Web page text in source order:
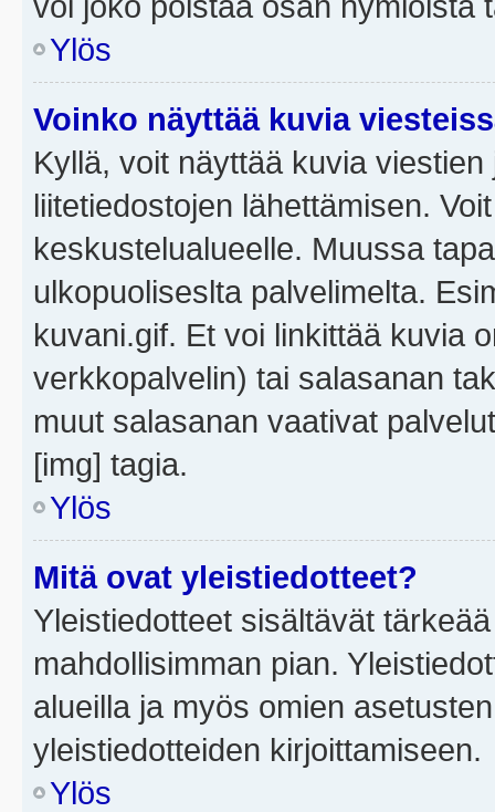
Ylös
Voinko näyttää kuvia
Kyllä, voit näyttää kuvia
liitetiedostojen lähettämisen.
keskustelualueelle. Muussa
ulkopuoliseslta palvelimelta.
kuvani.gif. Et voi linkittää kuvia
verkkopalvelin) tai salasanan
muut salasanan vaativat
[img] tagia.
Ylös
Mitä ovat yleistiedotteet?
Yleistiedotteet sisältävät
mahdollisimman pian.
alueilla ja myös omien
yleistiedotteiden kirjoittamiseen.
Ylös